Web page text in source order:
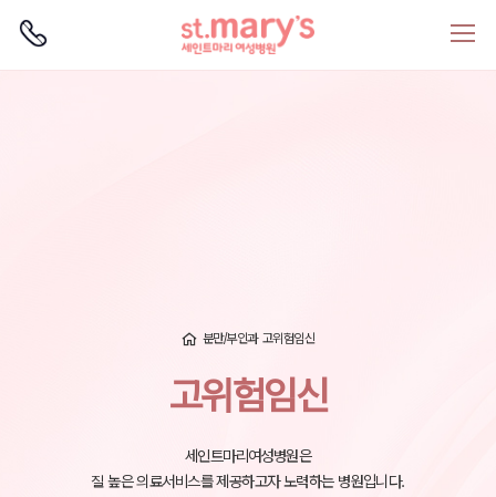
분만/부인과 고위험임신
고위험임신
세인트마리여성병원은
질 높은 의료서비스를 제공하고자 노력하는 병원입니다.